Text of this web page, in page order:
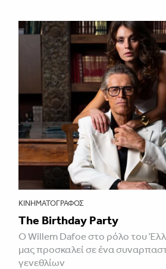
ΚΙΝΗΜΑΤΟΓΡΆΦΟΣ
The Birthday Party
Ο Willem Dafoe στο ρόλο του
μας προσκαλεί σε ένα
γενεθλίων